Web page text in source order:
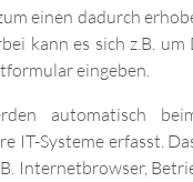
einen dadurch
kann es sich z.B. um
eingeben.
automatisch
IT-Systeme erfasst.
Internetbrowser,